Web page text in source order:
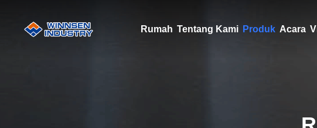
Rumah Tentang Kami Produk Acara